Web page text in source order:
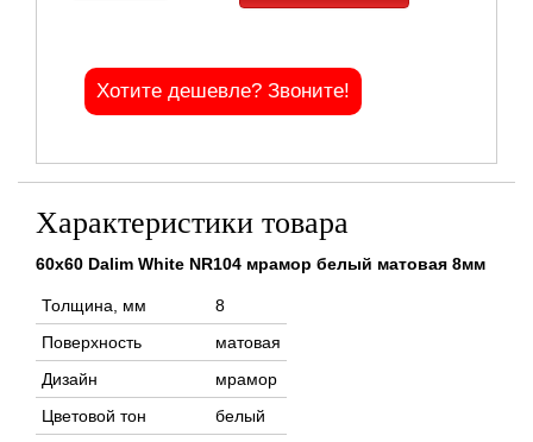
Хотите дешевле? Звоните!
Характеристики товара
60x60 Dalim White NR104 мрамор белый матовая 8мм
Толщина, мм
8
Поверхность
матовая
Дизайн
мрамор
Цветовой тон
белый